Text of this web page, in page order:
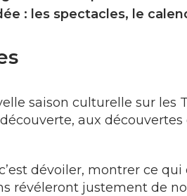
: les spectacles, le
saison culturelle sur les
aux
dévoiler, montrer ce
révéleront justement de